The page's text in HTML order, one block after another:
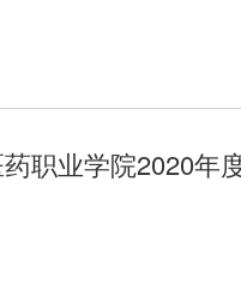
职业学院2020年